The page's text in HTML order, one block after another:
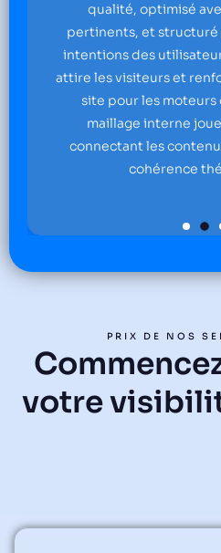
répondre aux
contenu riche
pertinence du
améliorer la
Cela
de
PRIX DE NOS
votre